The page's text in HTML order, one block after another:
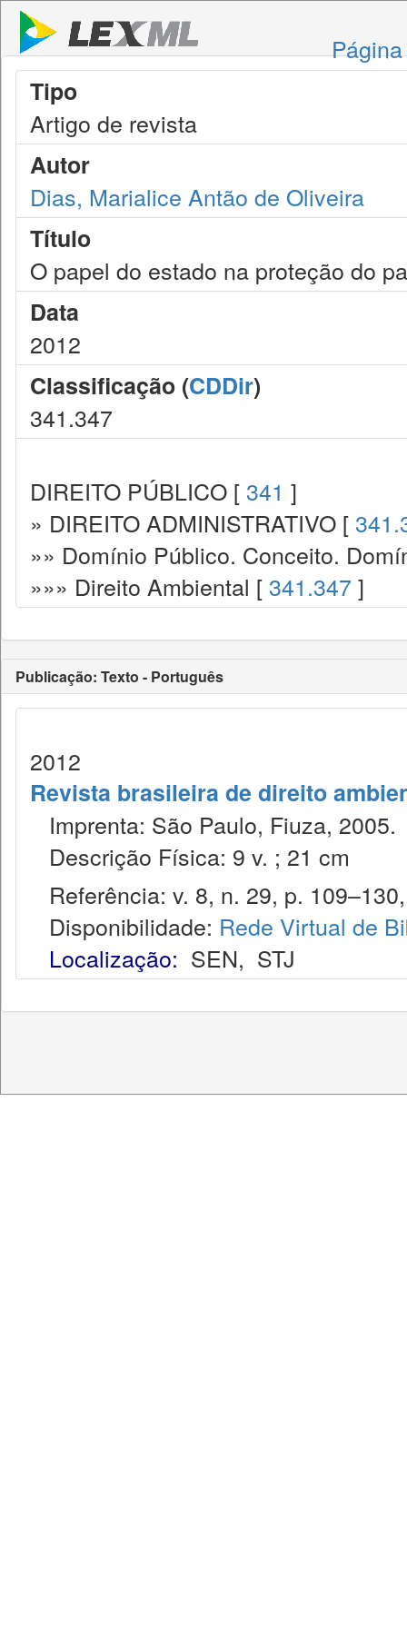
Tipo
Artigo de revista
Autor
Dias, Marialice Antão de Oliveira
Título
O papel do estado na proteção do
Data
2012
Classificação (CDDir)
341.347
DIREITO PÚBLICO [ 341 ]
» DIREITO ADMINISTRATIVO [
»» Domínio Público. Conceito.
»»» Direito Ambiental [ 341.347 ]
Publicação: Texto - Português
2012
Revista brasileira de direito
Imprenta: São Paulo, Fiuza, 2005.
Descrição Física: 9 v. ; 21 cm
Referência: v. 8, n. 29, p.
Disponibilidade: Rede Virtual de
Localização: SEN, STJ